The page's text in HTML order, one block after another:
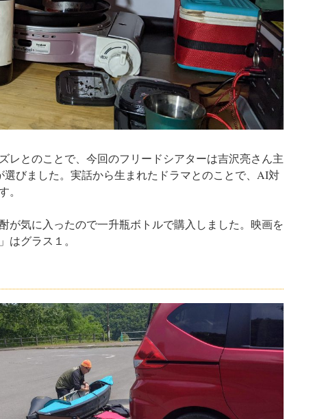
レとのことで、今回のフリードシアターは吉沢亮さん主
びました。実話から生まれたドラマとのことで、AI対
。
が気に入ったので一升瓶ボトルで購入しました。映画を
はグラス１。